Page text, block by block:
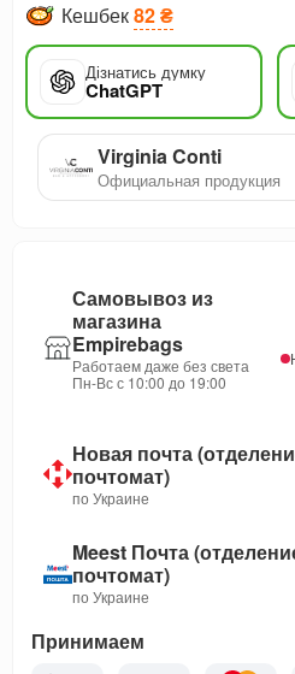
Кешбек82 ₴
Дізнатись думку
ChatGPT
Virginia Conti
Официальная продукция
Самовывоз из
магазина
Empirebags
Работаем даже без света
Пн-Вс с 10:00 до 19:00
Новая почта
почтомат)
по Украине
Meest Почта
почтомат)
по Украине
Принимаем